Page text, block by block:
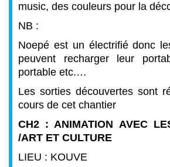
music, des couleurs pour la
NB :
Noepé est un électrifié donc
peuvent recharger leur
portable etc.…
Les sorties découvertes sont
cours de cet chantier
CH2 : ANIMATION AVEC
/ART ET CULTURE
LIEU : KOUVE